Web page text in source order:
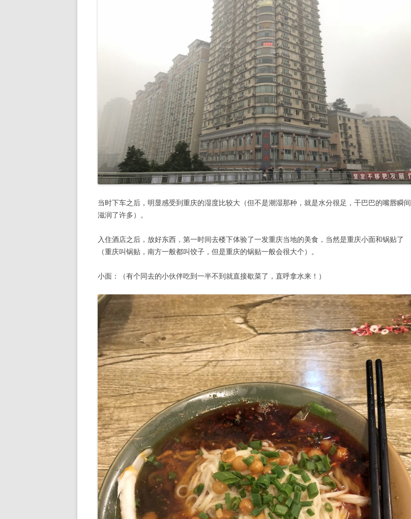
当时下车之后，明显感受到重庆的湿度比较大（但不是潮湿那种，就是水分很足，干巴巴的嘴唇瞬间
滋润了许多）。
入住酒店之后，放好东西，第一时间去楼下体验了一发重庆当地的美食，当然是重庆小面和锅贴了
（重庆叫锅贴，南方一般都叫饺子，但是重庆的锅贴一般会很大个）。
小面：（有个同去的小伙伴吃到一半不到就直接歇菜了，直呼拿水来！）